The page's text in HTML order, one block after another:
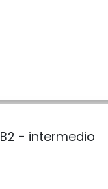
B2 - intermedio